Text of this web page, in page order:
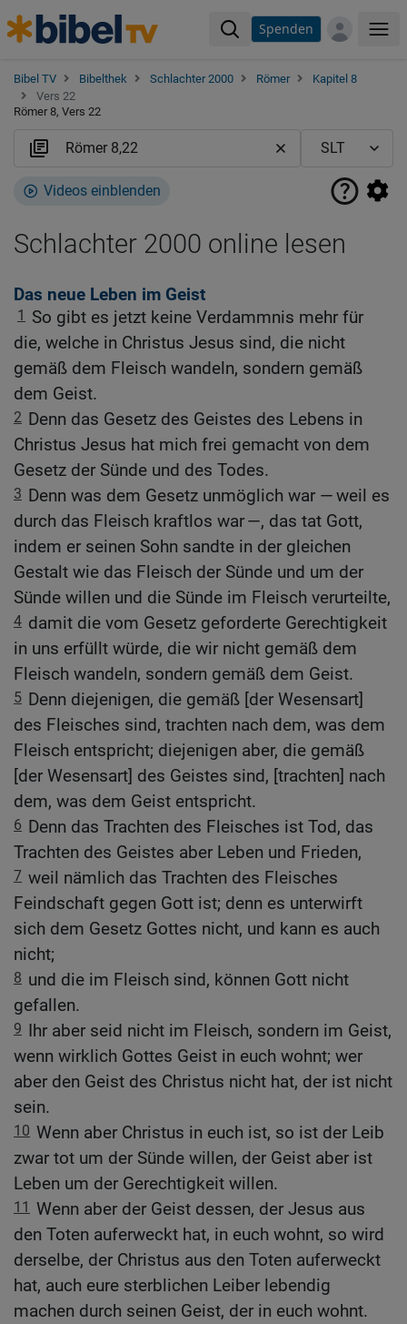
Spenden
Bibel TV Bibelthek Schlachter 2000 Römer
Kapitel 8
Vers 22
Römer 8, Vers 22
Videos einblenden
Schlachter 2000 online lesen
Das neue Leben im Geist
1
So gibt es jetzt keine Verdammnis mehr für
die, welche in Christus Jesus sind, die nicht
gemäß dem Fleisch wandeln, sondern gemäß
dem Geist.
2 Denn das Gesetz des Geistes des Lebens in
Christus Jesus hat mich frei gemacht von dem
Gesetz der Sünde und des Todes.
3 Denn was dem Gesetz unmöglich war — weil es
durch das Fleisch kraftlos war —, das tat Gott,
indem er seinen Sohn sandte in der gleichen
Gestalt wie das Fleisch der Sünde und um der
Sünde willen und die Sünde im Fleisch verurteilte,
4 damit die vom Gesetz geforderte Gerechtigkeit
in uns erfüllt würde, die wir nicht gemäß dem
Fleisch wandeln, sondern gemäß dem Geist.
5 Denn diejenigen, die gemäß [der Wesensart]
des Fleisches sind, trachten nach dem, was dem
Fleisch entspricht; diejenigen aber, die gemäß
[der Wesensart] des Geistes sind, [trachten] nach
dem, was dem Geist entspricht.
6 Denn das Trachten des Fleisches ist Tod, das
Trachten des Geistes aber Leben und Frieden,
7 weil nämlich das Trachten des Fleisches
Feindschaft gegen Gott ist; denn es unterwirft
sich dem Gesetz Gottes nicht, und kann es auch
nicht;
8 und die im Fleisch sind, können Gott nicht
gefallen.
9 Ihr aber seid nicht im Fleisch, sondern im Geist,
wenn wirklich Gottes Geist in euch wohnt; wer
aber den Geist des Christus nicht hat, der ist nicht
sein.
10 Wenn aber Christus in euch ist, so ist der Leib
zwar tot um der Sünde willen, der Geist aber ist
Leben um der Gerechtigkeit willen.
11 Wenn aber der Geist dessen, der Jesus aus
den Toten auferweckt hat, in euch wohnt, so wird
derselbe, der Christus aus den Toten auferweckt
hat, auch eure sterblichen Leiber lebendig
machen durch seinen Geist, der in euch wohnt.